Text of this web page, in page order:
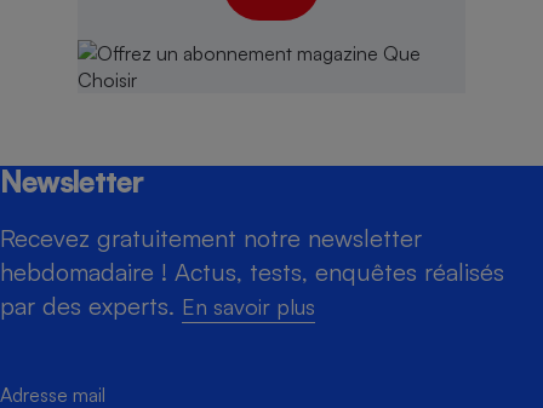
Newsletter
Recevez gratuitement notre newsletter
hebdomadaire ! Actus, tests, enquêtes réalisés
par des experts. En savoir plus
Adresse mail